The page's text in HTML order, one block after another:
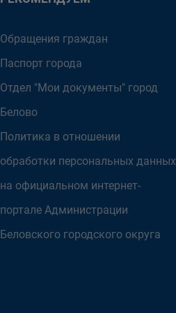
Обращения граждан
Паспорт города
Отдел "Мои документы" город
Белово
Политика в отношении
обработки персональных данных
на официальном интернет-
портале Администрации
Беловского городского округа